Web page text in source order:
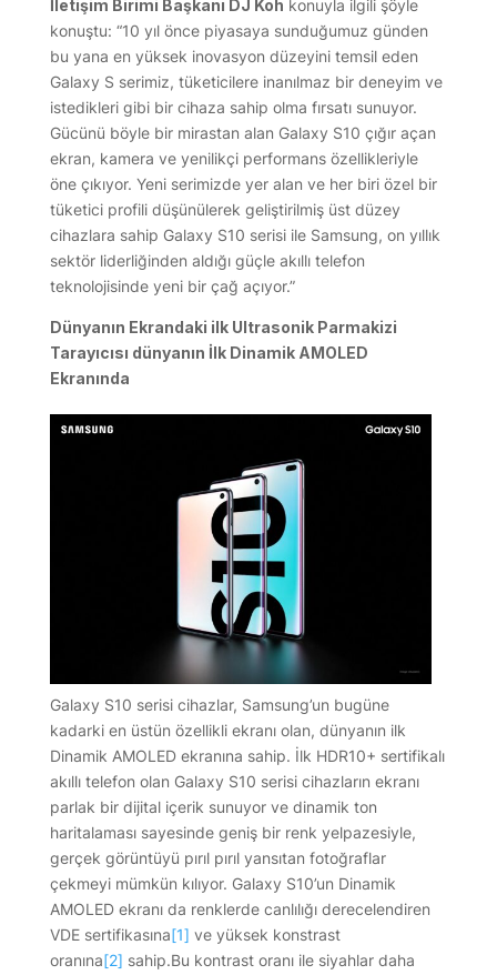
İletişim Birimi Başkanı DJ Koh konuyla ilgili şöyle
konuştu: “10 yıl önce piyasaya sunduğumuz günden
bu yana en yüksek inovasyon düzeyini temsil eden
Galaxy S serimiz, tüketicilere inanılmaz bir deneyim ve
istedikleri gibi bir cihaza sahip olma fırsatı sunuyor.
Gücünü böyle bir mirastan alan Galaxy S10 çığır açan
ekran, kamera ve yenilikçi performans özellikleriyle
öne çıkıyor. Yeni serimizde yer alan ve her biri özel bir
tüketici profili düşünülerek geliştirilmiş üst düzey
cihazlara sahip Galaxy S10 serisi ile Samsung, on yıllık
sektör liderliğinden aldığı güçle akıllı telefon
teknolojisinde yeni bir çağ açıyor.”
Dünyanın Ekrandaki ilk Ultrasonik Parmakizi
Tarayıcısı dünyanın İlk Dinamik AMOLED
Ekranında
Galaxy S10 serisi cihazlar, Samsung’un bugüne
kadarki en üstün özellikli ekranı olan, dünyanın ilk
Dinamik AMOLED ekranına sahip. İlk HDR10+ sertifikalı
akıllı telefon olan Galaxy S10 serisi cihazların ekranı
parlak bir dijital içerik sunuyor ve dinamik ton
haritalaması sayesinde geniş bir renk yelpazesiyle,
gerçek görüntüyü pırıl pırıl yansıtan fotoğraflar
çekmeyi mümkün kılıyor. Galaxy S10’un Dinamik
AMOLED ekranı da renklerde canlılığı derecelendiren
VDE sertifikasına[1] ve yüksek konstrast
oranına[2] sahip.Bu kontrast oranı ile siyahlar daha